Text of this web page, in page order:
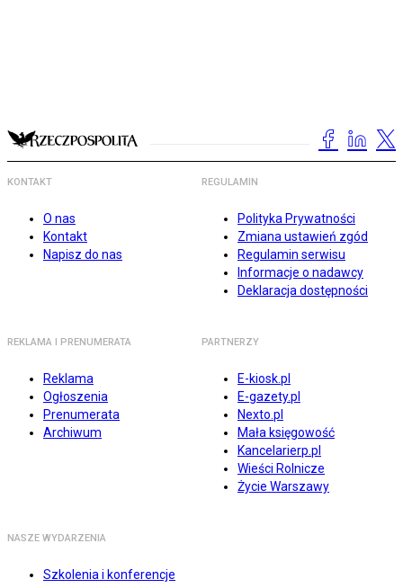
KONTAKT
O nas
Kontakt
Napisz do nas
REGULAMIN
Polityka Prywatności
Zmiana ustawień zgód
Regulamin serwisu
Informacje o nadawcy
Deklaracja dostępności
REKLAMA I PRENUMERATA
Reklama
Ogłoszenia
Prenumerata
Archiwum
PARTNERZY
E-kiosk.pl
E-gazety.pl
Nexto.pl
Mała księgowość
Kancelarierp.pl
Wieści Rolnicze
Życie Warszawy
NASZE WYDARZENIA
Szkolenia i konferencje